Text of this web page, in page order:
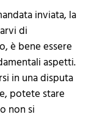
inviata, la
di
è bene essere
aspetti.
in una disputa
potete stare
non si